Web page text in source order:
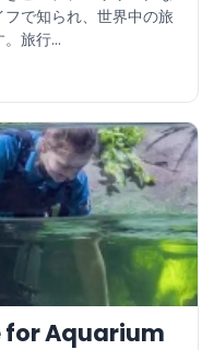
で知られ、世界中の旅
旅行...
for Aquarium